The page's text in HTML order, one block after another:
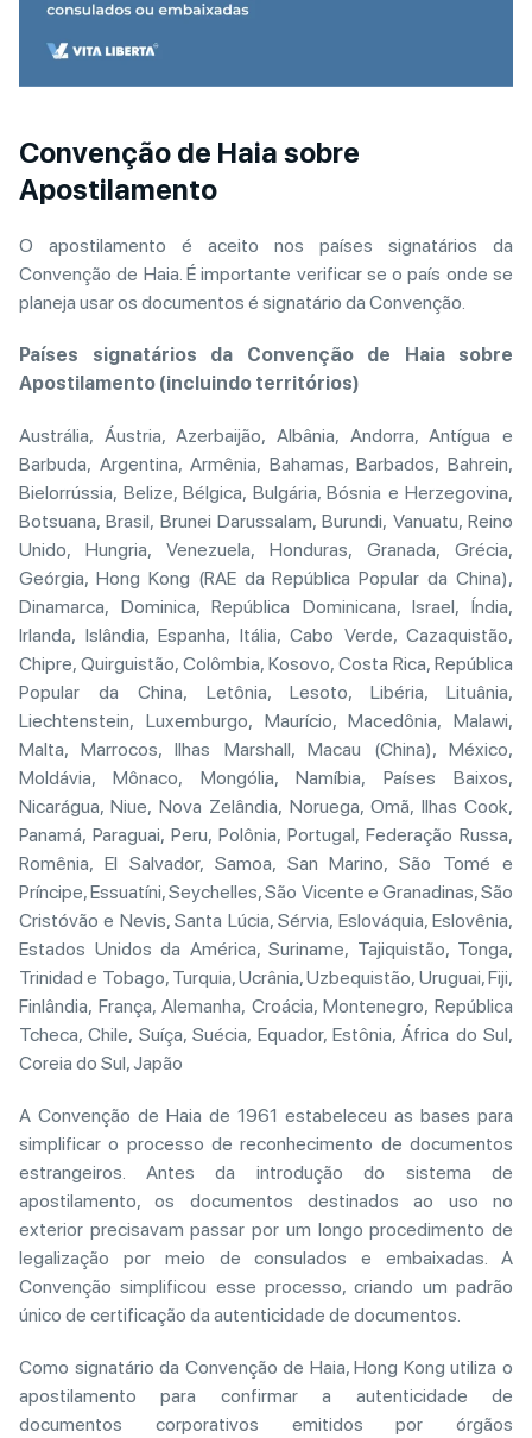
Convenção de Haia sobre
Apostilamento
O apostilamento é aceito nos países signatários da
Convenção de Haia. É importante verificar se o país onde se
planeja usar os documentos é signatário da Convenção.
Países signatários da Convenção de Haia sobre
Apostilamento (incluindo territórios)
Austrália, Áustria, Azerbaijão, Albânia, Andorra, Antígua e
Barbuda, Argentina, Armênia, Bahamas, Barbados, Bahrein,
Bielorrússia, Belize, Bélgica, Bulgária, Bósnia e Herzegovina,
Botsuana, Brasil, Brunei Darussalam, Burundi, Vanuatu, Reino
Unido, Hungria, Venezuela, Honduras, Granada, Grécia,
Geórgia, Hong Kong (RAE da República Popular da China),
Dinamarca, Dominica, República Dominicana, Israel, Índia,
Irlanda, Islândia, Espanha, Itália, Cabo Verde, Cazaquistão,
Chipre, Quirguistão, Colômbia, Kosovo, Costa Rica, República
Popular da China, Letônia, Lesoto, Libéria, Lituânia,
Liechtenstein, Luxemburgo, Maurício, Macedônia, Malawi,
Malta, Marrocos, Ilhas Marshall, Macau (China), México,
Moldávia, Mônaco, Mongólia, Namíbia, Países Baixos,
Nicarágua, Niue, Nova Zelândia, Noruega, Omã, Ilhas Cook,
Panamá, Paraguai, Peru, Polônia, Portugal, Federação Russa,
Romênia, El Salvador, Samoa, San Marino, São Tomé e
Príncipe, Essuatíni, Seychelles, São Vicente e Granadinas, São
Cristóvão e Nevis, Santa Lúcia, Sérvia, Eslováquia, Eslovênia,
Estados Unidos da América, Suriname, Tajiquistão, Tonga,
Trinidad e Tobago, Turquia, Ucrânia, Uzbequistão, Uruguai, Fiji,
Finlândia, França, Alemanha, Croácia, Montenegro, República
Tcheca, Chile, Suíça, Suécia, Equador, Estônia, África do Sul,
Coreia do Sul, Japão
A Convenção de Haia de 1961 estabeleceu as bases para
simplificar o processo de reconhecimento de documentos
estrangeiros. Antes da introdução do sistema de
apostilamento, os documentos destinados ao uso no
exterior precisavam passar por um longo procedimento de
legalização por meio de consulados e embaixadas. A
Convenção simplificou esse processo, criando um padrão
único de certificação da autenticidade de documentos.
Como signatário da Convenção de Haia, Hong Kong utiliza o
apostilamento para confirmar a autenticidade de
documentos corporativos emitidos por órgãos